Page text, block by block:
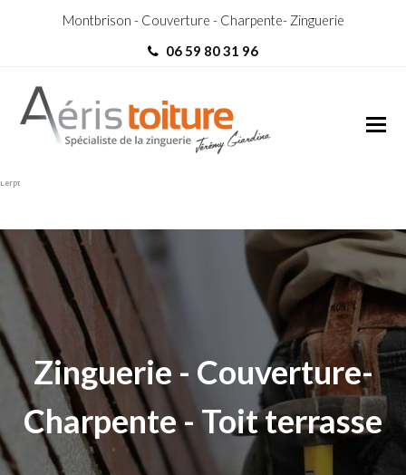
Montbrison - Couverture - Charpente- Zinguerie
06 59 80 31 96
Lerpt
Zinguerie - Couverture-
Charpente - Toit terrasse